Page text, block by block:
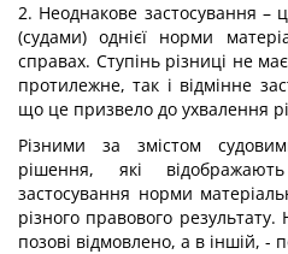
2. Неоднакове застосування –
(судами) однієї норми
справах. Ступінь різниці не
протилежне, так і відмінне
що це призвело до ухвалення
Різними за змістом
рішення, які
застосування норми
різного правового
позові відмовлено, а в іншій, -